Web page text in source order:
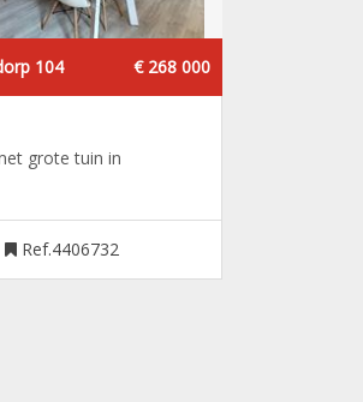
104 € 268 000
grote tuin in
Ref.4406732